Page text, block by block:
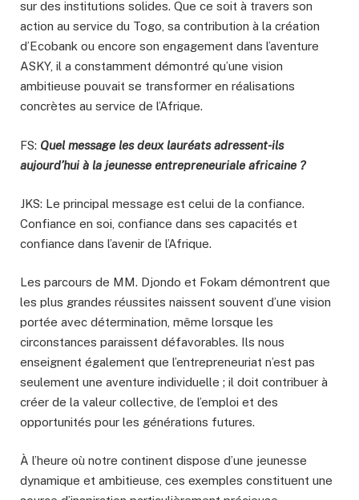
sur des institutions solides. Que ce soit à travers son
action au service du Togo, sa contribution à la création
d’Ecobank ou encore son engagement dans l’aventure
ASKY, il a constamment démontré qu’une vision
ambitieuse pouvait se transformer en réalisations
concrètes au service de l’Afrique.
FS: Quel message les deux lauréats adressent-ils
aujourd’hui à la jeunesse entrepreneuriale africaine ?
JKS: Le principal message est celui de la confiance.
Confiance en soi, confiance dans ses capacités et
confiance dans l’avenir de l’Afrique.
Les parcours de MM. Djondo et Fokam démontrent que
les plus grandes réussites naissent souvent d’une vision
portée avec détermination, même lorsque les
circonstances paraissent défavorables. Ils nous
enseignent également que l’entrepreneuriat n’est pas
seulement une aventure individuelle ; il doit contribuer à
créer de la valeur collective, de l’emploi et des
opportunités pour les générations futures.
À l’heure où notre continent dispose d’une jeunesse
dynamique et ambitieuse, ces exemples constituent une